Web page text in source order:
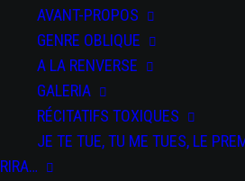
AVANT-PROPOS
GENRE OBLIQUE
A LA RENVERSE
GALERIA
RÉCITATIFS TOXIQUES
JE TE TUE, TU ME TUES, LE
RIRA…
SALTI